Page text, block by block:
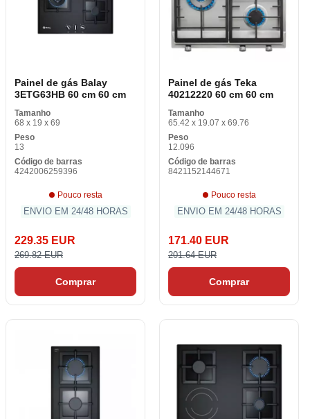
Painel de gás Balay
3ETG63HB 60 cm 60 cm
Tamanho
68 x 19 x 69
Peso
13
Código de barras
4242006259396
Pouco resta
ENVIO EM 24/48 HORAS
229.35 EUR
269.82 EUR
Comprar
Painel de gás Teka
40212220 60 cm 60 cm
Tamanho
65.42 x 19.07 x 69.76
Peso
12.096
Código de barras
8421152144671
Pouco resta
ENVIO EM 24/48 HORAS
171.40 EUR
201.64 EUR
Comprar